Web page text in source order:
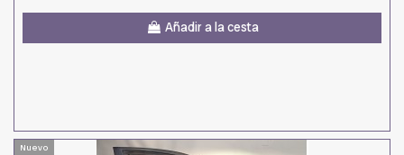
Añadir a la cesta
Nuevo